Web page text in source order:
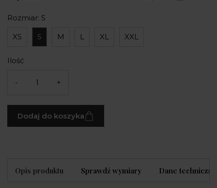
Rozmiar: S
XS S M L XL XXL
Ilość
- +
Dodaj do koszyka
Opis produktu Sprawdź wymiary Dane techniczne